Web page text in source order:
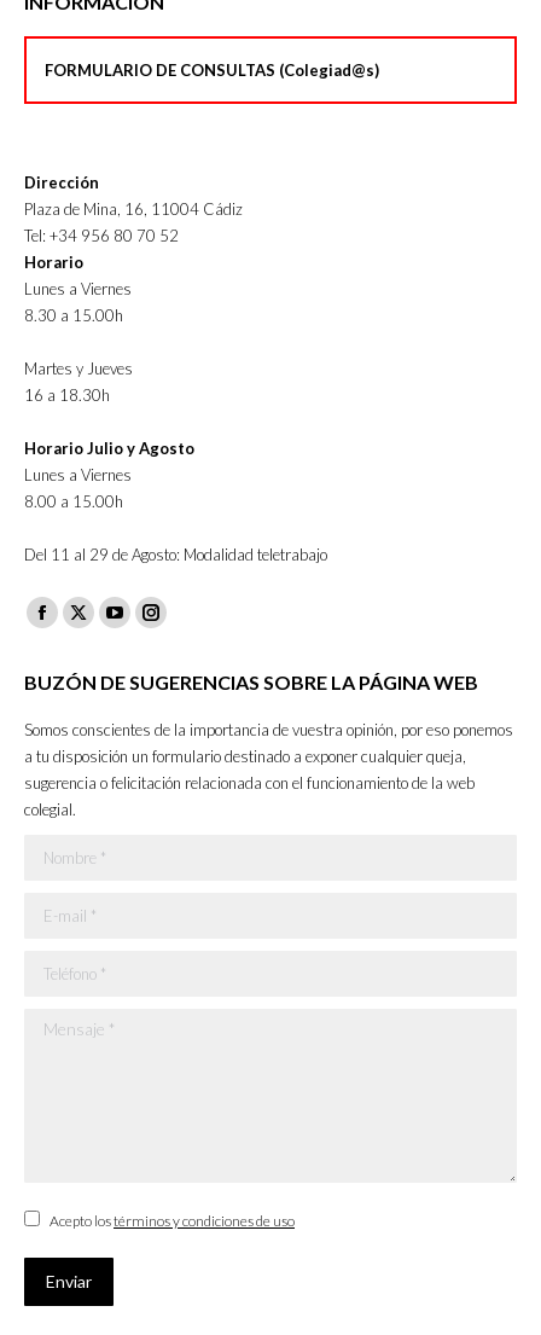
FORMULARIO DE CONSULTAS (Colegiad@s)
Dirección
Plaza de Mina, 16, 11004 Cádiz
Tel: +34 956 80 70 52
Horario
Lunes a Viernes
8.30 a 15.00h
Martes y Jueves
16 a 18.30h
Horario Julio y Agosto
Lunes a Viernes
8.00 a 15.00h
Del 11 al 29 de Agosto: Modalidad teletrabajo
Facebook
opens
new
window
X
opens
new
window
YouTube
opens
new
window
Instagram
opens
in
new
window
BUZÓN DE SUGERENCIAS SOBRE LA PÁGINA WEB
Somos conscientes de la importancia de vuestra opinión, por eso ponemos
a tu disposición un formulario destinado a exponer cualquier queja,
sugerencia o felicitación relacionada con el funcionamiento de la web
colegial.
Nombre *
E-mail *
Teléfono *
Mensaje *
Acepto lostérminos y condiciones de uso
Enviar